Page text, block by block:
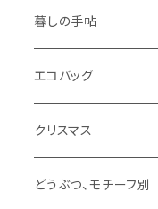
ミニチュア、ドールハウ
古レコード
古せっけん
ラッピングペーパー、
紙
布地
ガラス
花びん
小物入れ
陶磁器
カップアンドソーサー
プレート
木製品
ホーロー
暮しの手帖
エコバッグ
クリスマス
どうぶつ、モチーフ別